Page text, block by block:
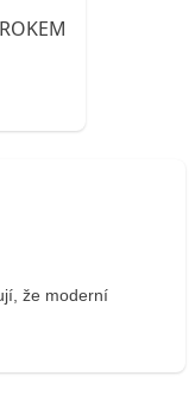
že moderní